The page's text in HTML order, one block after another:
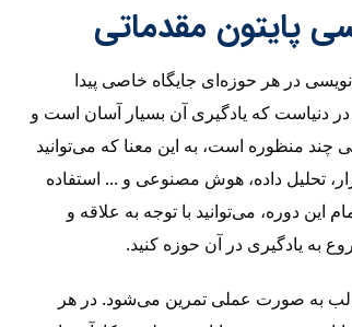
پایتون مقدماتی
در هر حوزه‌ای جایگاه خاصی پیدا
دنیاست که یادگیری آن بسیار آسان است و
چند منظوره است، به این معنا که می‌توانید
تحلیل داده، هوش مصنوعی و ... استفاده
این دوره، می‌توانید با توجه به علاقه و
به یادگیری در آن حوزه کنید.
به صورت عملی تمرین می‌شود. در هر